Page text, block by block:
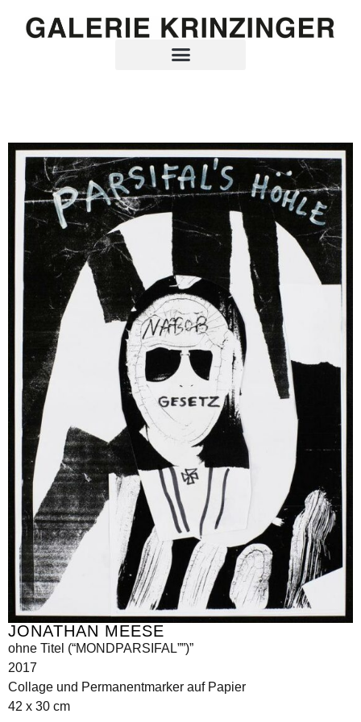
JONATHAN MEESE
ohne Titel (“MONDPARSIFAL””)”
2017
Collage und Permanentmarker auf Papier
42 x 30 cm